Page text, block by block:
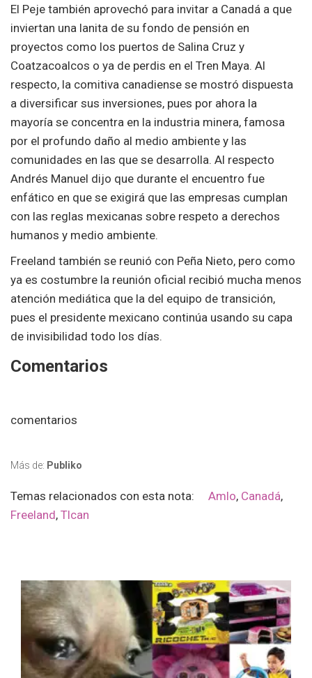
El Peje también aprovechó para invitar a Canadá a que
inviertan una lanita de su fondo de pensión en
proyectos como los puertos de Salina Cruz y
Coatzacoalcos o ya de perdis en el Tren Maya. Al
respecto, la comitiva canadiense se mostró dispuesta
a diversificar sus inversiones, pues por ahora la
mayoría se concentra en la industria minera, famosa
por el profundo daño al medio ambiente y las
comunidades en las que se desarrolla. Al respecto
Andrés Manuel dijo que durante el encuentro fue
enfático en que se exigirá que las empresas cumplan
con las reglas mexicanas sobre respeto a derechos
humanos y medio ambiente.
Freeland también se reunió con Peña Nieto, pero como
ya es costumbre la reunión oficial recibió mucha menos
atención mediática que la del equipo de transición,
pues el presidente mexicano continúa usando su capa
de invisibilidad todo los días.
Comentarios
comentarios
Más de: Publiko
Temas relacionados con esta nota: Amlo, Canadá,
Freeland, Tlcan